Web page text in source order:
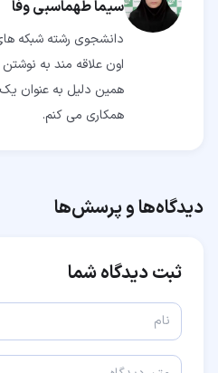
سیما طهماسبی وفا
دانشجوی رشته شبکه
اون علاقه مند به
همین دلیل به عنوان
همکاری می کنم.
دیدگاه‌ها و پرسش‌ها
ثبت دیدگاه شما